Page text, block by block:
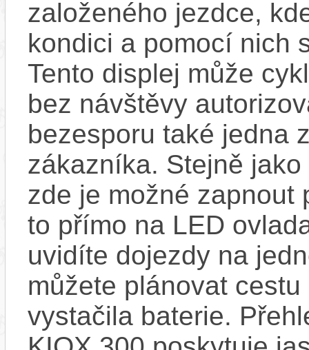
založeného jezdce,
kondici a pomocí nich
Tento displej může
bez návštěvy
bezesporu také jedna
zákazníka. Stejně
zde je možné zapnout
to přímo na LED
uvidíte dojezdy na
můžete plánovat
vystačila baterie.